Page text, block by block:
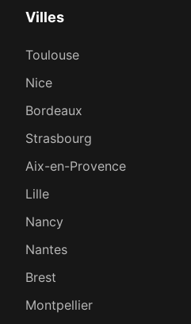
Villes
Toulouse
Nice
Bordeaux
Strasbourg
Aix-en-Provence
Lille
Nancy
Nantes
Brest
Montpellier